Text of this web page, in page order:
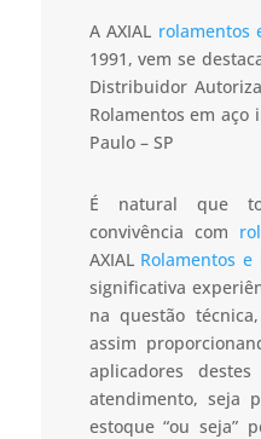
A AXIAL rolamentos
1991, vem se
Distribuidor
Rolamentos em aço
Paulo – SP
É natural que
convivência com
AXIAL Rolamentos e
significativa
na questão
assim
aplicadores
atendimento, seja
estoque “ou seja”